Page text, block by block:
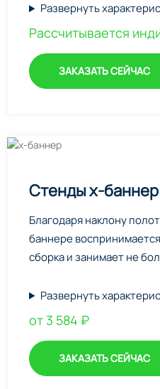
Развернуть
Рассчитывается
ЗАКАЗАТЬ СЕЙЧАС
Стенды х-баннер
Благодаря наклону
баннере
сборка и занимает не
Развернуть
от 3 584 ₽
ЗАКАЗАТЬ СЕЙЧАС